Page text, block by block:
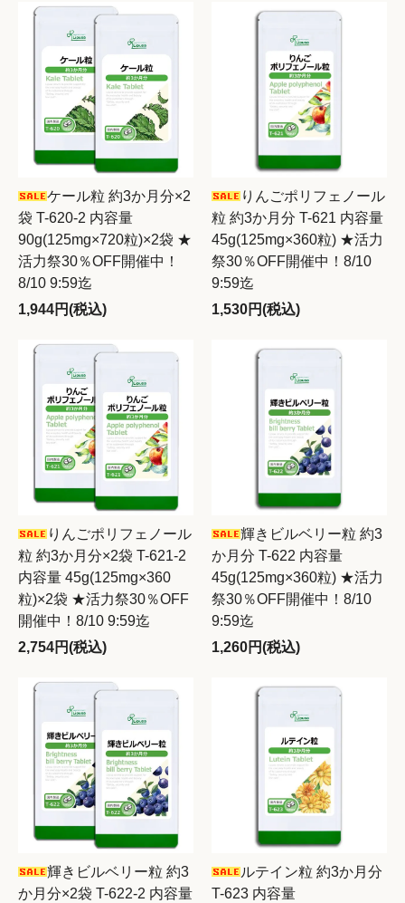
ケール粒 約3か月分×2
袋 T-620-2 内容量
90g(125mg×720粒)×2袋 ★
活力祭30％OFF開催中！
8/10 9:59迄
1,944円(税込)
りんごポリフェノール
粒 約3か月分 T-621 内容量
45g(125mg×360粒) ★活力
祭30％OFF開催中！8/10
9:59迄
1,530円(税込)
りんごポリフェノール
粒 約3か月分×2袋 T-621-2
内容量 45g(125mg×360
粒)×2袋 ★活力祭30％OFF
開催中！8/10 9:59迄
2,754円(税込)
輝きビルベリー粒 約3
か月分 T-622 内容量
45g(125mg×360粒) ★活力
祭30％OFF開催中！8/10
9:59迄
1,260円(税込)
輝きビルベリー粒 約3
か月分×2袋 T-622-2 内容量
ルテイン粒 約3か月分
T-623 内容量